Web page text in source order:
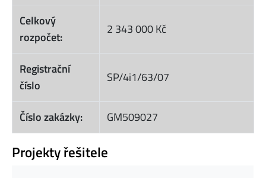
Celkový
rozpočet:
2 343 000 Kč
Registrační
číslo
SP/4i1/63/07
Číslo zakázky: GM509027
Projekty řešitele